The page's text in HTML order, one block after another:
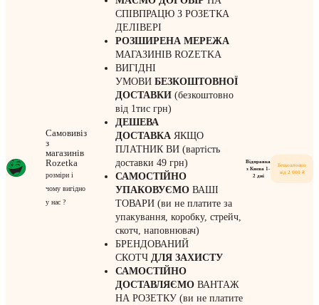
Самовивіз
з
магазинів
Rozetka
розміри і
чому вигідно
у нас ?
СПІВПРАЦЮ З РОЗЕТКА
ДЕЛІВЕРІ
РОЗШИРЕНА МЕРЕЖА
МАГАЗИНІВ ROZETKA
ВИГІДНІ
УМОВИ БЕЗКОШТОВНОЇ
ДОСТАВКИ (безкоштовно
від 1тис грн)
ДЕШЕВА
ДОСТАВКА ЯКЩО
ПЛАТНИК ВИ (вартість
доставки 49 грн)
САМОСТІЙНО
УПАКОВУЄМО ВАШІ
ТОВАРИ (ви не платите за
упакування, коробку, стрейч,
скотч, наповнювач)
БРЕНДОВАНИЙ
СКОТЧ ДЛЯ ЗАХИСТУ
САМОСТІЙНО
ДОСТАВЛЯЄМО ВАНТАЖ
НА РОЗЕТКУ (ви не платите
Відправка
з Києва 1-
2 дні
Безкоштовно
від 2 000 ₴